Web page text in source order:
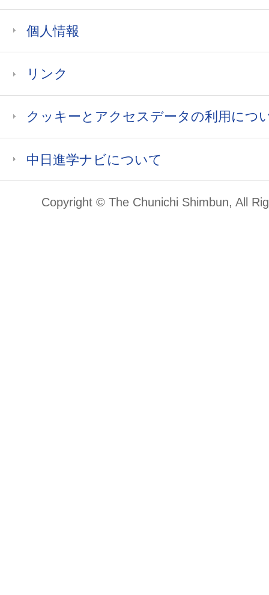
個人情報
リンク
クッキーとアクセスデータの利用につ
中日進学ナビについて
Copyright © The Chunichi Shimbun, All